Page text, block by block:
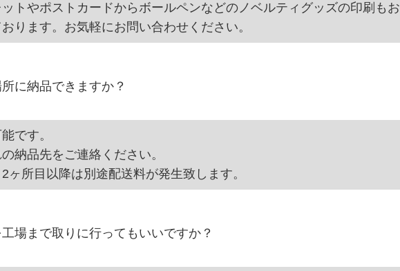
トやポストカードからボールペンなどのノベルティグッズの印刷もお
ります。お気軽にお問い合わせください。
に納品できますか？
です。
納品先をご連絡ください。
ヶ所目以降は別途配送料が発生致します。
場まで取りに行ってもいいですか？